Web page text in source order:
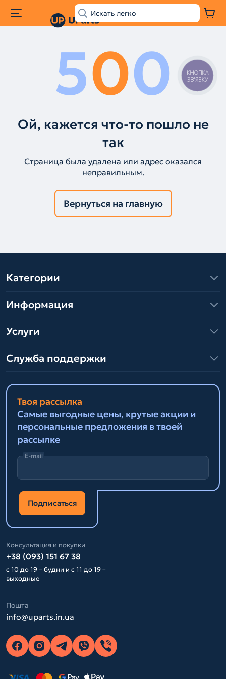
500
Ой, кажется что-то пошло не
так
Страница была удалена или адрес оказался
неправильным.
Вернуться на главную
Категории
Информация
Услуги
Служба поддержки
Твоя рассылка
Самые выгодные цены, крутые акции и
персональные предложения в твоей
рассылке
E-mail
Подписаться
Консультация и покупки
+38 (093) 151 67 38
с 10 до 19 – будни и с 11 до 19 –
выходные
Пошта
info@uparts.in.ua
КНОПКА
ЗВ'ЯЗКУ